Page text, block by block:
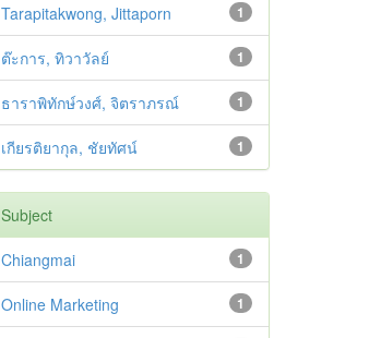
1
Tarapitakwong, Jittaporn
1
ต๊ะการ, ทิวาวัลย์
1
ธาราพิทักษ์วงศ์, จิตราภรณ์
1
เกียรติยากุล, ชัยทัศน์
Subject
1
Chiangmai
1
Online Marketing